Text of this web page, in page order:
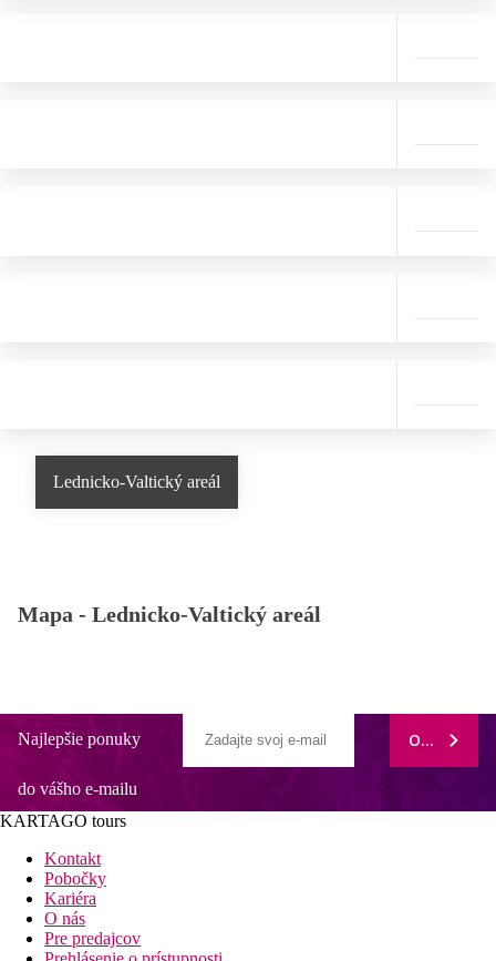
Lednicko-Valtický areál
Mapa - Lednicko-Valtický areál
Najlepšie ponuky
do vášho e-mailu
ODOBERAŤ
KARTAGO tours
Kontakt
Pobočky
Kariéra
O nás
Pre predajcov